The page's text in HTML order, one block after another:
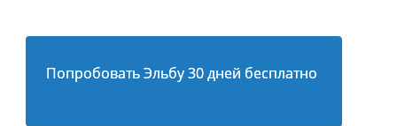
Попробовать Эльбу 30 дней бесплатно